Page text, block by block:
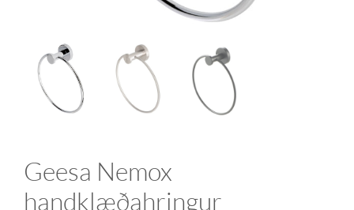
Geesa Nemox
handklæðahringur